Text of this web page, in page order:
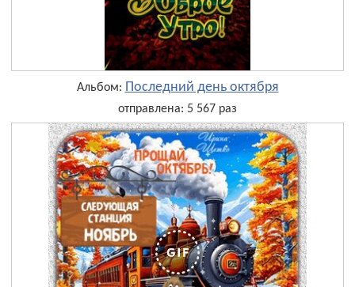
Альбом: Последний день октября
отправлена: 5 567 раз